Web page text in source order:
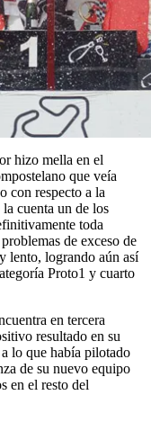
hizo mella en el
que veía
con respecto a la
cuenta un de los
toda
de exceso de
lento, logrando aún así
Proto1 y cuarto
en tercera
resultado en su
lo que había pilotado
de su nuevo equipo
en el resto del